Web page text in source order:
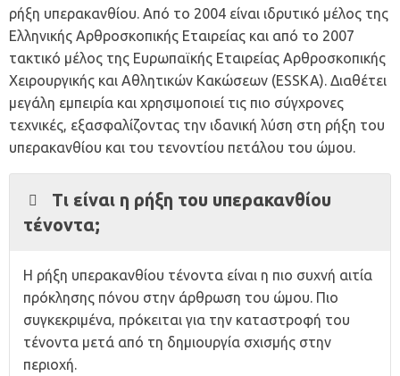
ρήξη υπερακανθίου. Από το 2004 είναι ιδρυτικό μέλος της
Ελληνικής Αρθροσκοπικής Εταιρείας και από το 2007
τακτικό μέλος της Ευρωπαϊκής Εταιρείας Αρθροσκοπικής
Χειρουργικής και Αθλητικών Κακώσεων (ESSKA). Διαθέτει
μεγάλη εμπειρία και χρησιμοποιεί τις πιο σύγχρονες
τεχνικές, εξασφαλίζοντας την ιδανική λύση στη ρήξη του
υπερακανθίου και του τενοντίου πετάλου του ώμου.
Τι είναι η ρήξη του υπερακανθίου
τένοντα;
Η ρήξη υπερακανθίου τένοντα είναι η πιο συχνή αιτία
πρόκλησης πόνου στην άρθρωση του ώμου. Πιο
συγκεκριμένα, πρόκειται για την καταστροφή του
τένοντα μετά από τη δημιουργία σχισμής στην
περιοχή.